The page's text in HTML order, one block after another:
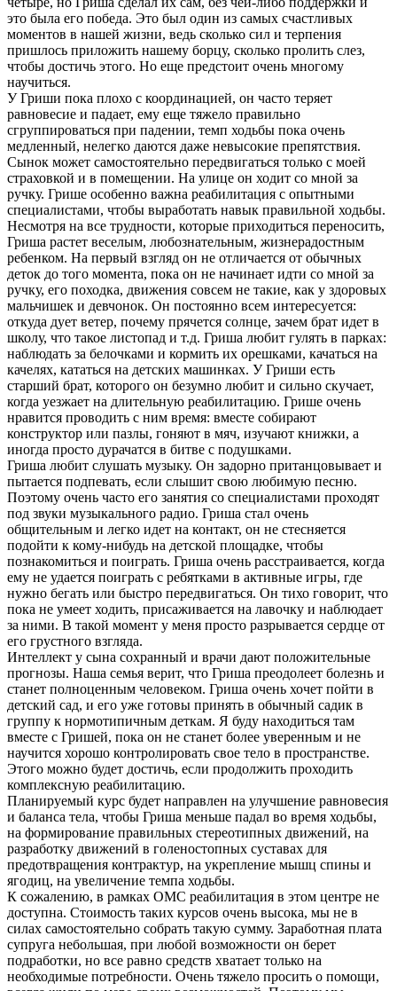
это была его победа. Это был один из самых счастливых
моментов в нашей жизни, ведь сколько сил и терпения
пришлось приложить нашему борцу, сколько пролить слез,
чтобы достичь этого. Но еще предстоит очень многому
научиться.
У Гриши пока плохо с координацией, он часто теряет
равновесие и падает, ему еще тяжело правильно
сгруппироваться при падении, темп ходьбы пока очень
медленный, нелегко даются даже невысокие препятствия.
Сынок может самостоятельно передвигаться только с моей
страховкой и в помещении. На улице он ходит со мной за
ручку. Грише особенно важна реабилитация с опытными
специалистами, чтобы выработать навык правильной ходьбы.
Несмотря на все трудности, которые приходиться переносить,
Гриша растет веселым, любознательным, жизнерадостным
ребенком. На первый взгляд он не отличается от обычных
деток до того момента, пока он не начинает идти со мной за
ручку, его походка, движения совсем не такие, как у здоровых
мальчишек и девчонок. Он постоянно всем интересуется:
откуда дует ветер, почему прячется солнце, зачем брат идет в
школу, что такое листопад и т.д. Гриша любит гулять в парках:
наблюдать за белочками и кормить их орешками, качаться на
качелях, кататься на детских машинках. У Гриши есть
старший брат, которого он безумно любит и сильно скучает,
когда уезжает на длительную реабилитацию. Грише очень
нравится проводить с ним время: вместе собирают
конструктор или пазлы, гоняют в мяч, изучают книжки, а
иногда просто дурачатся в битве с подушками.
Гриша любит слушать музыку. Он задорно пританцовывает и
пытается подпевать, если слышит свою любимую песню.
Поэтому очень часто его занятия со специалистами проходят
под звуки музыкального радио. Гриша стал очень
общительным и легко идет на контакт, он не стесняется
подойти к кому-нибудь на детской площадке, чтобы
познакомиться и поиграть. Гриша очень расстраивается, когда
ему не удается поиграть с ребятками в активные игры, где
нужно бегать или быстро передвигаться. Он тихо говорит, что
пока не умеет ходить, присаживается на лавочку и наблюдает
за ними. В такой момент у меня просто разрывается сердце от
его грустного взгляда.
Интеллект у сына сохранный и врачи дают положительные
прогнозы. Наша семья верит, что Гриша преодолеет болезнь и
станет полноценным человеком. Гриша очень хочет пойти в
детский сад, и его уже готовы принять в обычный садик в
группу к нормотипичным деткам. Я буду находиться там
вместе с Гришей, пока он не станет более уверенным и не
научится хорошо контролировать свое тело в пространстве.
Этого можно будет достичь, если продолжить проходить
комплексную реабилитацию.
Планируемый курс будет направлен на улучшение равновесия
и баланса тела, чтобы Гриша меньше падал во время ходьбы,
на формирование правильных стереотипных движений, на
разработку движений в голеностопных суставах для
предотвращения контрактур, на укрепление мышц спины и
ягодиц, на увеличение темпа ходьбы.
К сожалению, в рамках ОМС реабилитация в этом центре не
доступна. Стоимость таких курсов очень высока, мы не в
силах самостоятельно собрать такую сумму. Заработная плата
супруга небольшая, при любой возможности он берет
подработки, но все равно средств хватает только на
необходимые потребности. Очень тяжело просить о помощи,